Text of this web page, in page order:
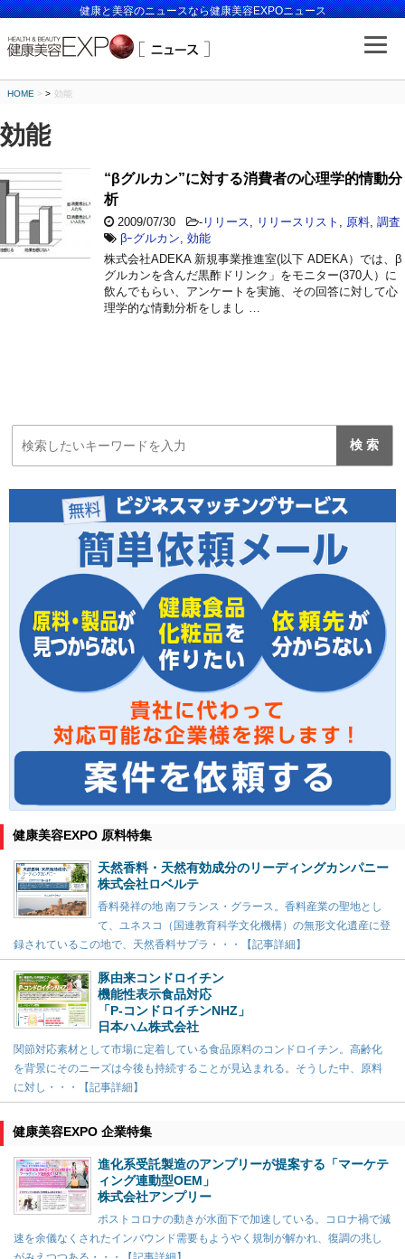
健康と美容のニュースなら健康美容EXPOニュース
HOME > 効能
効能
“βグルカン”に対する消費者の心理学的情動分
析
2009/07/30 - リリース リリースリスト 原料 調査
βｰグルカン 効能
株式会社ADEKA 新規事業推進室(以下 ADEKA）では、β
グルカンを含んだ黒酢ドリンク」をモニター(370人）に
飲んでもらい、アンケートを実施、その回答に対して心
理学的な情動分析をしまし …
健康美容EXPO 原料特集
天然香料・天然有効成分のリーディングカンパニー
株式会社ロベルテ
香料発祥の地 南フランス・グラース。香料産業の聖地とし
て、ユネスコ（国連教育科学文化機構）の無形文化遺産に登
録されているこの地で、天然香料サプラ・・・【記事詳細】
豚由来コンドロイチン
機能性表示食品対応
「P-コンドロイチンNHZ」
日本ハム株式会社
関節対応素材として市場に定着している食品原料のコンドロイチン。高齢化
を背景にそのニーズは今後も持続することが見込まれる。そうした中、原料
に対し・・・【記事詳細】
健康美容EXPO 企業特集
進化系受託製造のアンプリーが提案する「マーケテ
ィング連動型OEM」
株式会社アンプリー
ポストコロナの動きが水面下で加速している。コロナ禍で減
速を余儀なくされたインバウンド需要もようやく規制が解かれ、復調の兆し